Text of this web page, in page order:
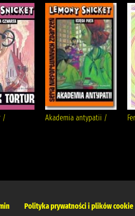
/ Akademia antypatii /
Polityka prywatności i plików cookie